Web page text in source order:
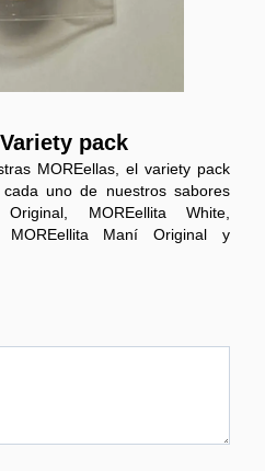
pack
MOREellas, el variety pack
uno de nuestros sabores
MOREellita White,
MOREellita Maní Original y